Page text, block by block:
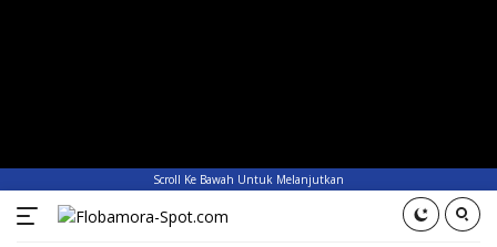
Scroll Ke Bawah Untuk Melanjutkan